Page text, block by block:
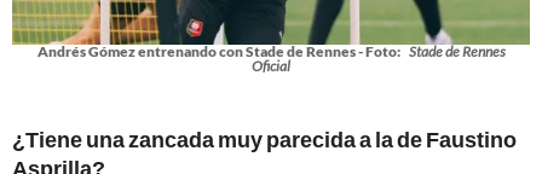
Andrés Gómez entrenando con Stade de Rennes - Foto: Stade de Rennes
Oficial
¿Tiene una zancada muy parecida a la de Faustino
Asprilla?